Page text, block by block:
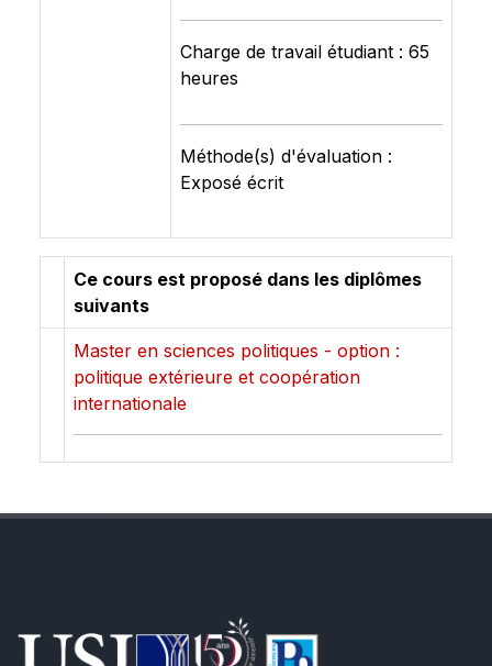
Charge de travail étudiant : 65
heures
Méthode(s) d'évaluation :
Exposé écrit
Ce cours est proposé dans les diplômes
suivants
Master en sciences politiques - option :
politique extérieure et coopération
internationale